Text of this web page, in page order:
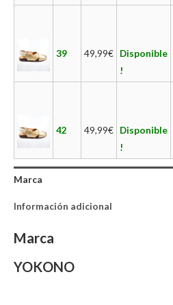
39 49,99€ Disponible
!
42 49,99€ Disponible
!
Marca
Información adicional
Marca
YOKONO